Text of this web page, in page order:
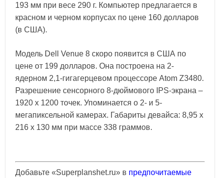
193 мм при весе 290 г. Компьютер предлагается в
красном и черном корпусах по цене 160 долларов
(в США).
Модель Dell Venue 8 скоро появится в США по
цене от 199 долларов. Она построена на 2-
ядерном 2,1-гигагерцевом процессоре Atom Z3480.
Разрешение сенсорного 8-дюймового IPS-экрана –
1920 х 1200 точек. Упоминается о 2- и 5-
мегапиксельной камерах. Габариты девайса: 8,95 x
216 x 130 мм при массе 338 граммов.
Добавьте «Superplanshet.ru» в предпочитаемые